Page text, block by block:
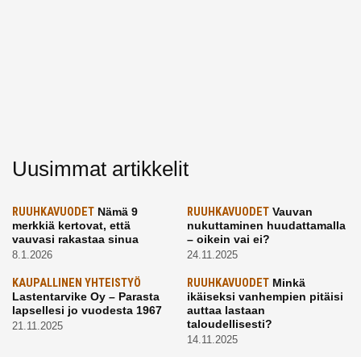
Uusimmat artikkelit
RUUHKAVUODET Nämä 9
merkkiä kertovat, että
vauvasi rakastaa sinua
8.1.2026
RUUHKAVUODETVauvan
nukuttaminen huudattamalla
– oikein vai ei?
24.11.2025
KAUPALLINEN YHTEISTYÖ
Lastentarvike Oy – Parasta
lapsellesi jo vuodesta 1967
21.11.2025
RUUHKAVUODETMinkä
ikäiseksi vanhempien pitäisi
auttaa lastaan
taloudellisesti?
14.11.2025